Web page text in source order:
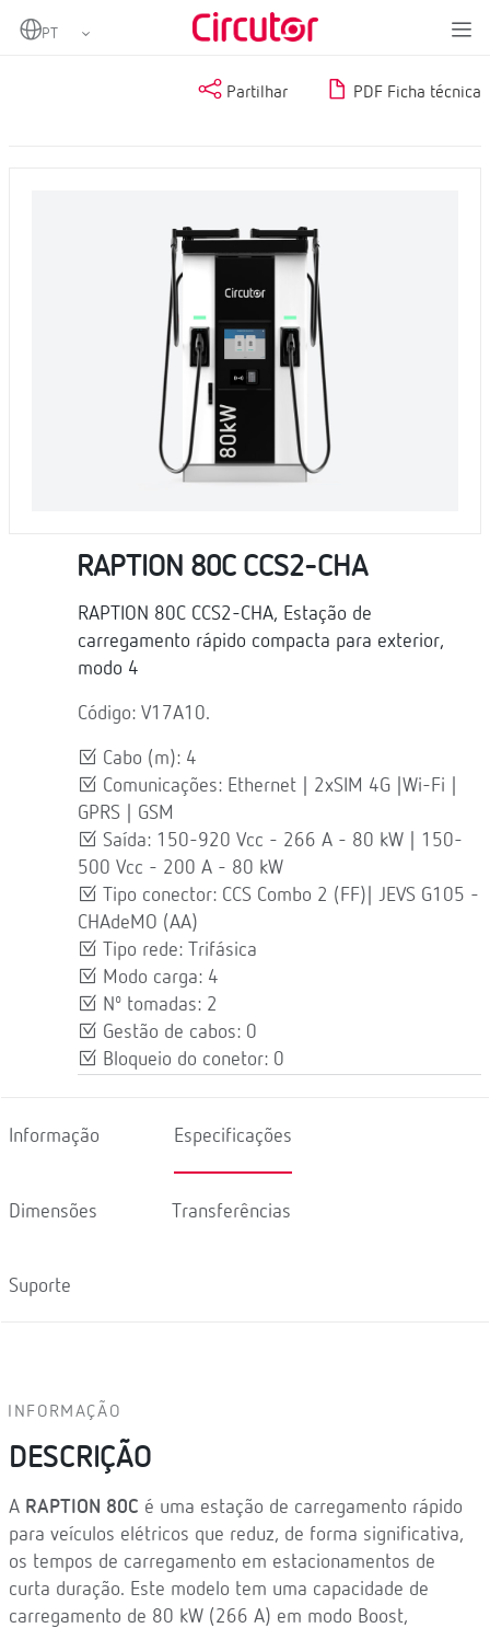
Home
Partilhar PDF Ficha técnica
RAPTION 80C CCS2-CHA
RAPTION 80C CCS2-CHA, Estação de
carregamento rápido compacta para exterior,
modo 4
Código: V17A10.
Cabo (m): 4
Comunicações: Ethernet | 2xSIM 4G |Wi-Fi |
GPRS | GSM
Saída: 150-920 Vcc - 266 A - 80 kW | 150-
500 Vcc - 200 A - 80 kW
Tipo conector: CCS Combo 2 (FF)| JEVS G105 -
CHAdeMO (AA)
Tipo rede: Trifásica
Modo carga: 4
Nº tomadas: 2
Gestão de cabos: 0
Bloqueio do conetor: 0
Informação Especificações
Dimensões Transferências
Suporte
INFORMAÇÃO
DESCRIÇÃO
A RAPTION 80C é uma estação de carregamento rápido
para veículos elétricos que reduz, de forma significativa,
os tempos de carregamento em estacionamentos de
curta duração. Este modelo tem uma capacidade de
carregamento de 80 kW (266 A) em modo Boost,